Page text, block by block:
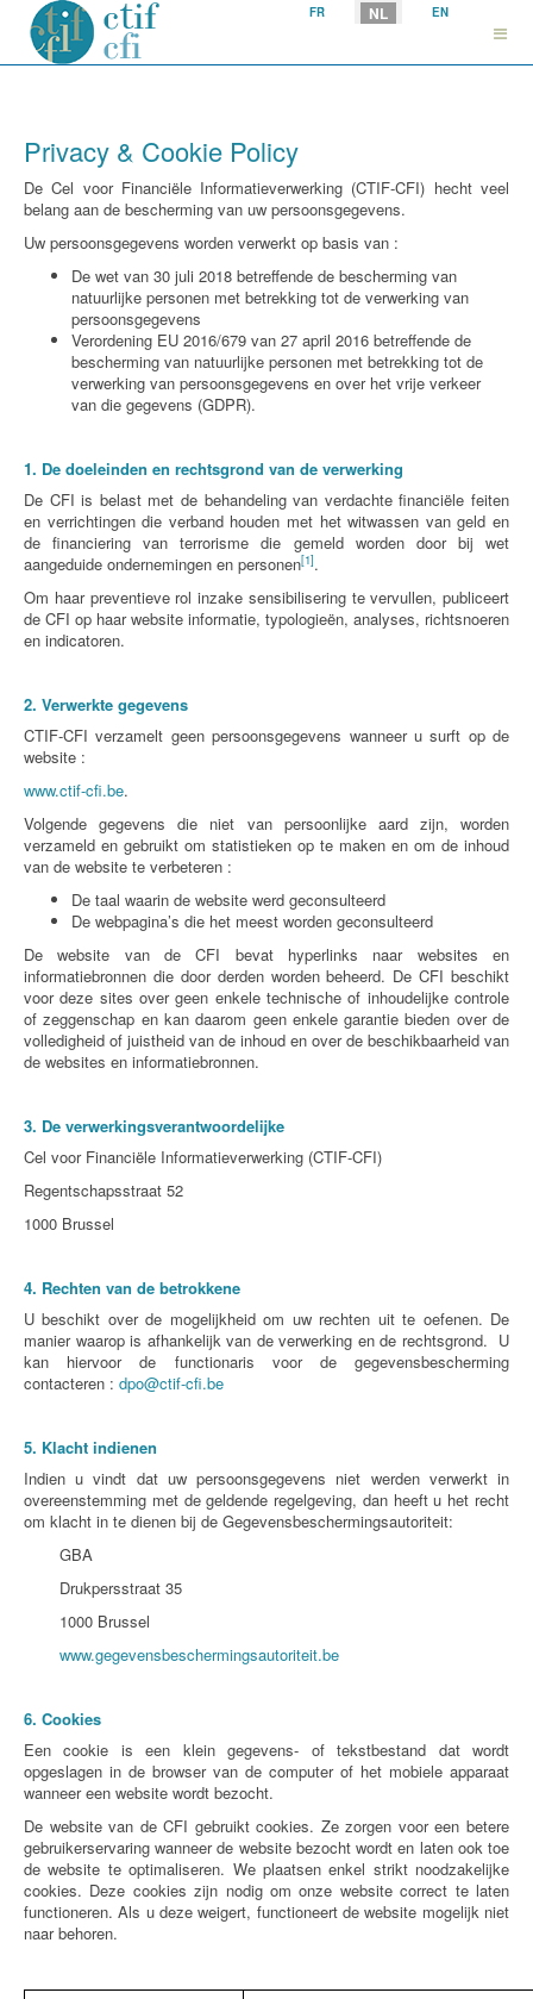
Selecteer uw taal
FR NL EN
Privacy & Cookie Policy
De Cel voor Financiële Informatieverwerking (CTIF-CFI) hecht veel
belang aan de bescherming van uw persoonsgegevens.
Uw persoonsgegevens worden verwerkt op basis van :
De wet van 30 juli 2018 betreffende de bescherming van
natuurlijke personen met betrekking tot de verwerking van
persoonsgegevens
Verordening EU 2016/679 van 27 april 2016 betreffende de
bescherming van natuurlijke personen met betrekking tot de
verwerking van persoonsgegevens en over het vrije verkeer
van die gegevens (GDPR).
1. De doeleinden en rechtsgrond van de verwerking
De CFI is belast met de behandeling van verdachte financiële feiten
en verrichtingen die verband houden met het witwassen van geld en
de financiering van terrorisme die gemeld worden door bij wet
aangeduide ondernemingen en personen[1].
Om haar preventieve rol inzake sensibilisering te vervullen, publiceert
de CFI op haar website informatie, typologieën, analyses, richtsnoeren
en indicatoren.
2. Verwerkte gegevens
CTIF-CFI verzamelt geen persoonsgegevens wanneer u surft op de
website :
www.ctif-cfi.be.
Volgende gegevens die niet van persoonlijke aard zijn, worden
verzameld en gebruikt om statistieken op te maken en om de inhoud
van de website te verbeteren :
De taal waarin de website werd geconsulteerd
De webpagina’s die het meest worden geconsulteerd
De website van de CFI bevat hyperlinks naar websites en
informatiebronnen die door derden worden beheerd. De CFI beschikt
voor deze sites over geen enkele technische of inhoudelijke controle
of zeggenschap en kan daarom geen enkele garantie bieden over de
volledigheid of juistheid van de inhoud en over de beschikbaarheid van
de websites en informatiebronnen.
3. De verwerkingsverantwoordelijke
Cel voor Financiële Informatieverwerking (CTIF-CFI)
Regentschapsstraat 52
1000 Brussel
4. Rechten van de betrokkene
U beschikt over de mogelijkheid om uw rechten uit te oefenen. De
manier waarop is afhankelijk van de verwerking en de rechtsgrond. U
kan hiervoor de functionaris voor de gegevensbescherming
contacteren : dpo@ctif-cfi.be
5. Klacht indienen
Indien u vindt dat uw persoonsgegevens niet werden verwerkt in
overeenstemming met de geldende regelgeving, dan heeft u het recht
om klacht in te dienen bij de Gegevensbeschermingsautoriteit:
GBA
Drukpersstraat 35
1000 Brussel
www.gegevensbeschermingsautoriteit.be
6. Cookies
Een cookie is een klein gegevens- of tekstbestand dat wordt
opgeslagen in de browser van de computer of het mobiele apparaat
wanneer een website wordt bezocht.
De website van de CFI gebruikt cookies. Ze zorgen voor een betere
gebruikerservaring wanneer de website bezocht wordt en laten ook toe
de website te optimaliseren. We plaatsen enkel strikt noodzakelijke
cookies. Deze cookies zijn nodig om onze website correct te laten
functioneren. Als u deze weigert, functioneert de website mogelijk niet
naar behoren.